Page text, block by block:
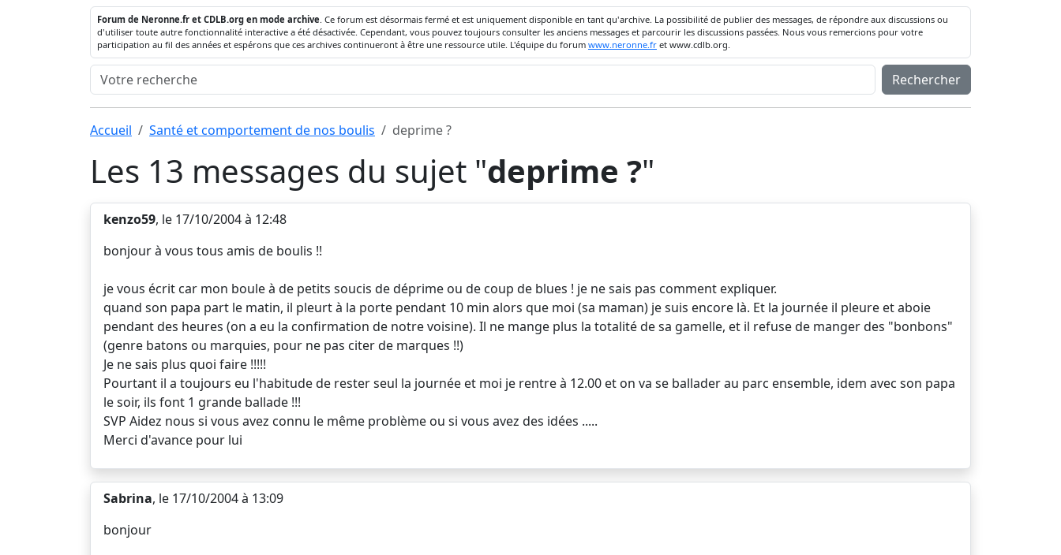
Forum de Neronne.fr et CDLB.org en mode archive. Ce forum est désormais fermé et est uniquement disponible en tant qu'archive. La possibilité de publier des messages, de répondre aux discussions ou
d'utiliser toute autre fonctionnalité interactive a été désactivée. Cependant, vous pouvez toujours consulter les anciens messages et parcourir les discussions passées. Nous vous remercions pour votre
participation au fil des années et espérons que ces archives continueront à être une ressource utile. L'équipe du forum www.neronne.fr et www.cdlb.org.
Rechercher
Accueil Santé et comportement de nos boulis deprime ?
Les 13 messages du sujet "deprime ?"
kenzo59, le 17/10/2004 à 12:48
bonjour à vous tous amis de boulis !!
je vous écrit car mon boule à de petits soucis de déprime ou de coup de blues ! je ne sais pas comment expliquer.
quand son papa part le matin, il pleurt à la porte pendant 10 min alors que moi (sa maman) je suis encore là. Et la journée il pleure et aboie
pendant des heures (on a eu la confirmation de notre voisine). Il ne mange plus la totalité de sa gamelle, et il refuse de manger des "bonbons"
(genre batons ou marquies, pour ne pas citer de marques !!)
Je ne sais plus quoi faire !!!!!
Pourtant il a toujours eu l'habitude de rester seul la journée et moi je rentre à 12.00 et on va se ballader au parc ensemble, idem avec son papa
le soir, ils font 1 grande ballade !!!
SVP Aidez nous si vous avez connu le même problème ou si vous avez des idées .....
Merci d'avance pour lui
Sabrina, le 17/10/2004 à 13:09
bonjour